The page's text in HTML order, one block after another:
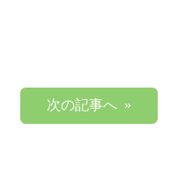
次の記事へ »